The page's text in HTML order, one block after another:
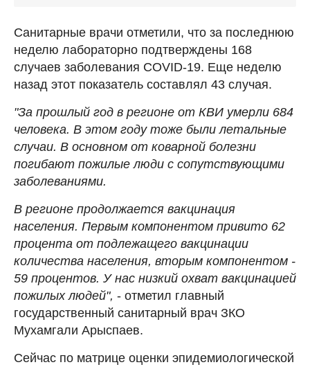
Санитарные врачи отметили, что за последнюю
неделю лабораторно подтверждены 168
случаев заболевания COVID-19. Еще неделю
назад этот показатель составлял 43 случая.
"За прошлый год в регионе от КВИ умерли 684
человека. В этом году тоже были летальные
случаи. В основном от коварной болезни
погибают пожилые люди с сопутствующими
заболеваниями.
В регионе продолжается вакцинация
населения. Первым компонентом привито 62
процента от подлежащего вакцинации
количества населения, вторым компонентом -
59 процентов. У нас низкий охват вакцинацией
пожилых людей", - отметил главный
государственный санитарный врач ЗКО
Мухамгали Арыспаев.
Сейчас по матрице оценки эпидемиологической